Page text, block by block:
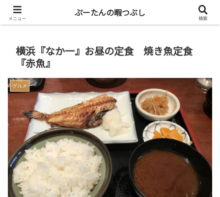
共働き二人暮らしを楽しもう
横浜『なか一』お昼の定食 焼き魚定食
『赤魚』
グルメ
メニュー
ぷーたんの暇つぶし
検索